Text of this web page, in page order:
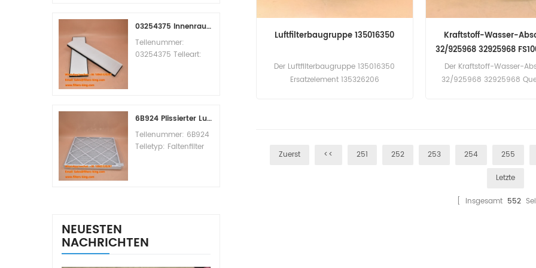
MOQ:60pcs
03254375 Innenraumfilter-Querverweis
Teilenummer:
03254375 Teileart:
20 Stück
6B924 Plissierter Luftfilter MERV 8
Teilenummer: 6B924
Teiletyp: Faltenfilter
NEUESTEN
NACHRICHTEN
Luftfilterbaugruppe 135016350
Der Luftfilterbaugruppe 135016350
Ersatzelement 135326206
Kraftstoff-Wasser-
32/925968 32925968
P551000 256-
Der Kraftstoff-Wasser-
32/925968 32925968
VF390M. Doosan Daewoo
C7H042 (Caterpillar 3126B
Kommode 560B(Cummins
Zuerst << 251 252 253 254 255
Letzte
[ Insgesamt 552